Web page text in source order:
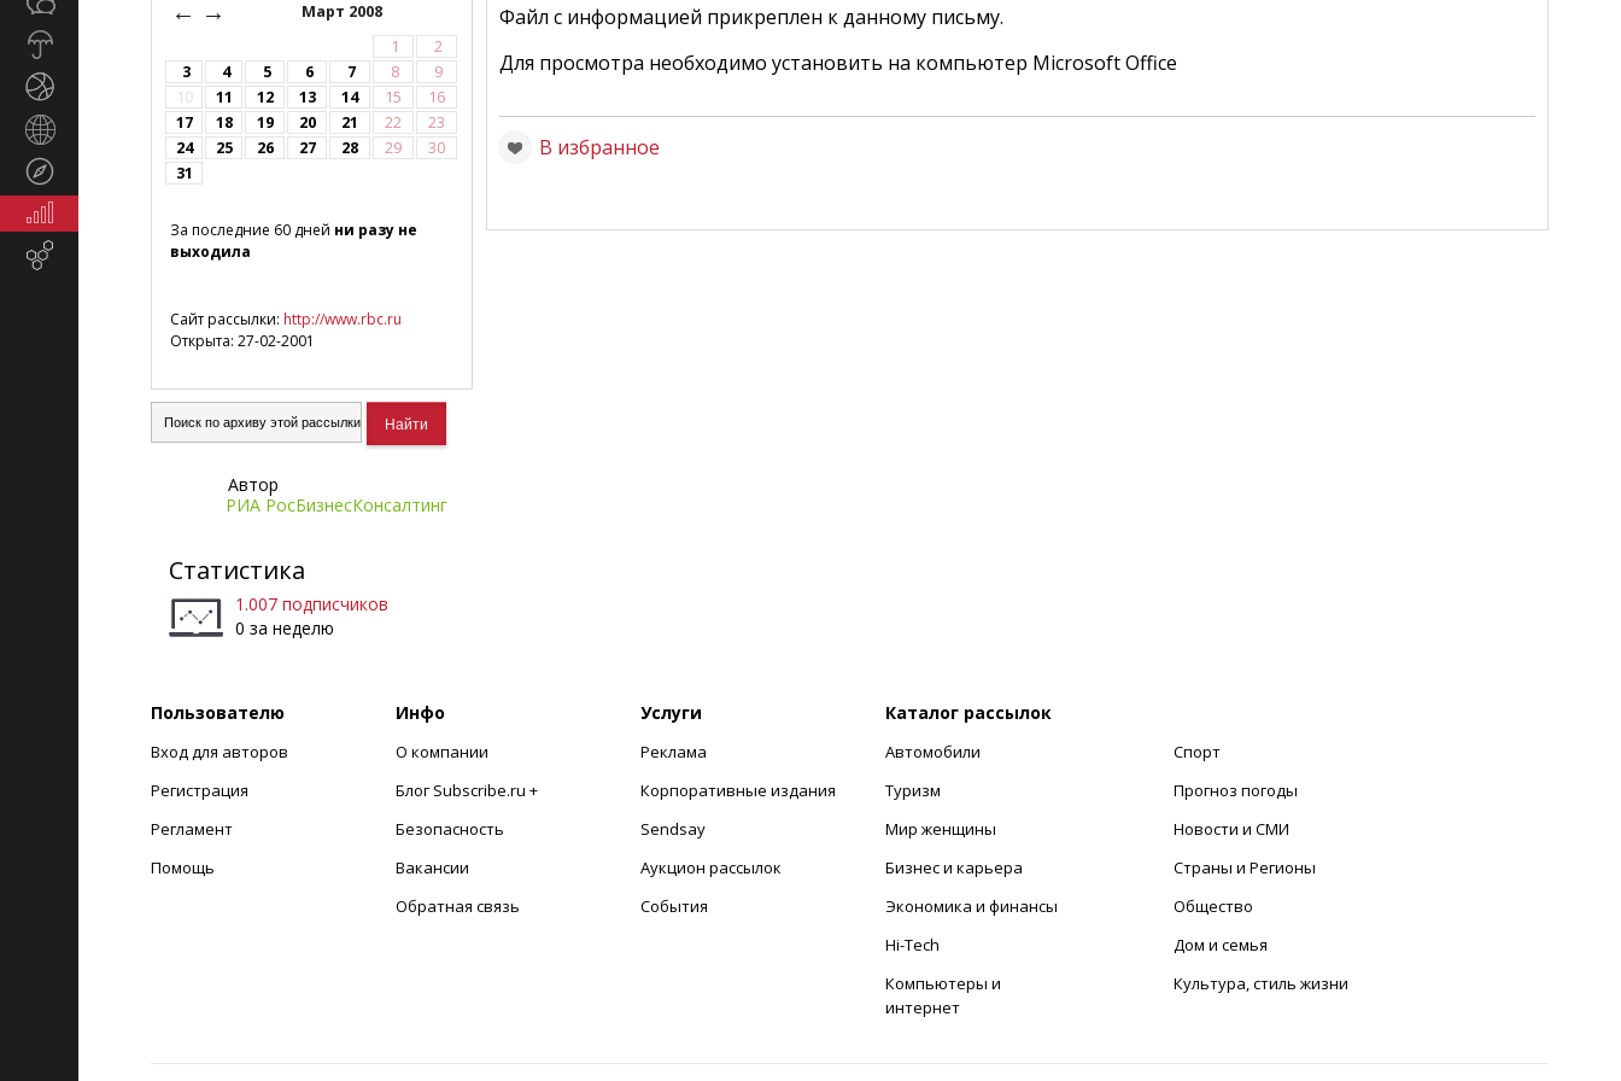
← Март 2008
→
1
2
3
4 5 6 7 8
9
10
11 12 13 14 15
16
17
18 19 20 21 22
23
24
25 26 27 28 29
30
31
За последние 60 дней ни разу не
выходила
Сайт рассылки: http://www.rbc.ru
Открыта: 27-02-2001
Автор
РИА РосБизнесКонсалтинг
Статистика
1.007 подписчиков
0 за неделю
Файл с информацией прикреплен к данному письму.
Для просмотра необходимо установить на компьютер Microsoft Office
В избранное
Пользователю
Вход для авторов
Регистрация
Регламент
Помощь
Инфо
О компании
Блог Subscribe.ru +
Безопасность
Вакансии
Обратная связь
Услуги
Реклама
Корпоративные издания
Sendsay
Аукцион рассылок
События
Каталог рассылок
Автомобили
Туризм
Мир женщины
Бизнес и карьера
Экономика и финансы
Hi-Tech
Компьютеры и
интернет
Спорт
Прогноз погоды
Новости и СМИ
Страны и Регионы
Общество
Дом и семья
Культура, стиль жизни